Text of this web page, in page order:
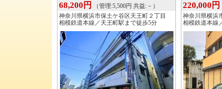
68,200円
（管理:5,500円 共益:－）
神奈川県横浜市保土ケ谷区天王町２丁目
相模鉄道本線／天王町駅まで徒歩5分
220,000円
神奈川県横浜
相模鉄道本線